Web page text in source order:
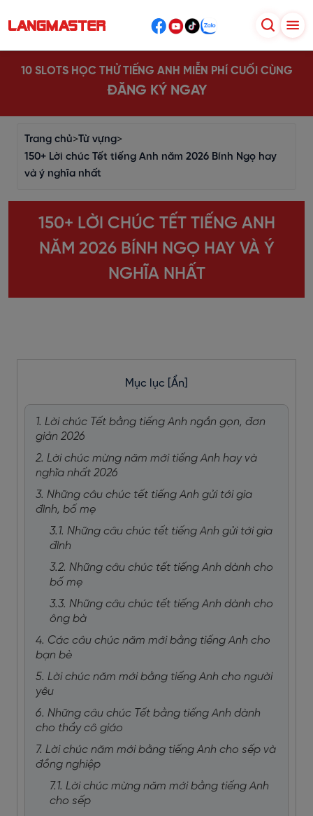
10 SLOTS HỌC THỬ TIẾNG ANH MIỄN PHÍ CUỐI CÙNG
ĐĂNG KÝ NGAY
Trang chủ>Từ vựng>
150+ Lời chúc Tết tiếng Anh năm 2026 Bính Ngọ hay
và ý nghĩa nhất
150+ LỜI CHÚC TẾT TIẾNG ANH
NĂM 2026 BÍNH NGỌ HAY VÀ Ý
NGHĨA NHẤT
Mục lục [Ẩn]
1. Lời chúc Tết bằng tiếng Anh ngắn gọn, đơn
giản 2026
2. Lời chúc mừng năm mới tiếng Anh hay và
nghĩa nhất 2026
3. Những câu chúc tết tiếng Anh gửi tới gia
đình, bố mẹ
3.1. Những câu chúc tết tiếng Anh gửi tới gia
đình
3.2. Những câu chúc tết tiếng Anh dành cho
bố mẹ
3.3. Những câu chúc tết tiếng Anh dành cho
ông bà
4. Các câu chúc năm mới bằng tiếng Anh cho
bạn bè
5. Lời chúc năm mới bằng tiếng Anh cho người
yêu
6. Những câu chúc Tết bằng tiếng Anh dành
cho thầy cô giáo
7. Lời chúc năm mới bằng tiếng Anh cho sếp và
đồng nghiệp
7.1. Lời chúc mừng năm mới bằng tiếng Anh
cho sếp